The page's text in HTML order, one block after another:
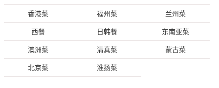
香港菜 福州菜 兰州菜
西餐 日韩餐 东南亚菜
澳洲菜 清真菜 蒙古菜
北京菜 淮扬菜